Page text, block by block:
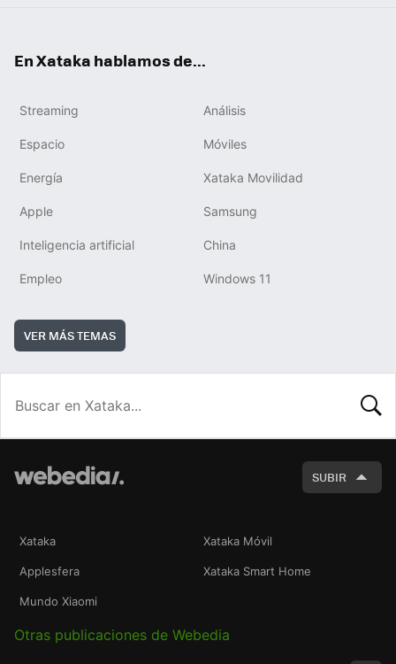
En Xataka hablamos de...
Streaming Análisis
Espacio Móviles
Energía Xataka Movilidad
Apple Samsung
Inteligencia artificial China
Empleo Windows 11
VER MÁS TEMAS
SUBIR
Xataka Xataka Móvil
Applesfera Xataka Smart Home
Mundo Xiaomi
Otras publicaciones de Webedia